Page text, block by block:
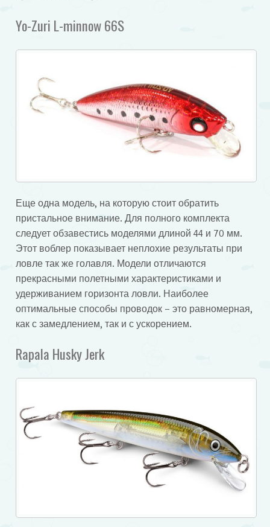
Yo-Zuri L-minnow 66S
Еще одна модель, на которую стоит обратить
пристальное внимание. Для полного комплекта
следует обзавестись моделями длиной 44 и 70 мм.
Этот воблер показывает неплохие результаты при
ловле так же голавля. Модели отличаются
прекрасными полетными характеристиками и
удерживанием горизонта ловли. Наиболее
оптимальные способы проводок – это равномерная,
как с замедлением, так и с ускорением.
Rapala Husky Jerk